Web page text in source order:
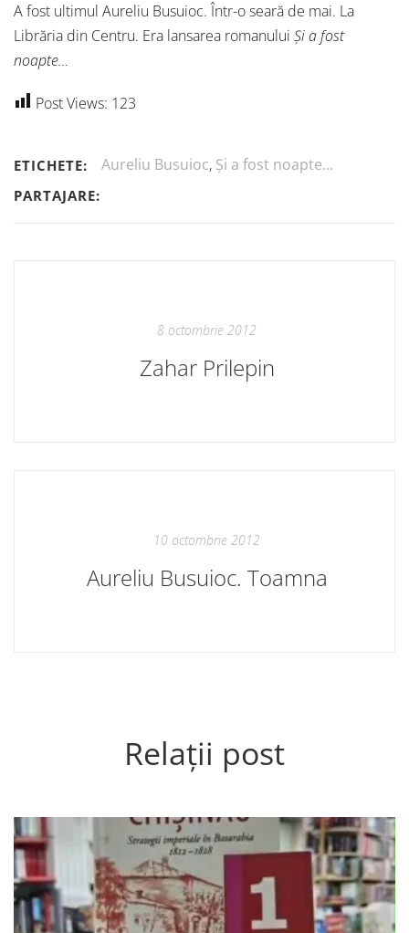
A fost ultimul Aureliu Busuioc. Într-o seară de mai. La
Librăria din Centru. Era lansarea romanului Și a fost
noapte…
Post Views: 123
ETICHETE: Aureliu Busuioc, Și a fost noapte...
PARTAJARE:
8 octombrie 2012
Zahar Prilepin
10 octombrie 2012
Aureliu Busuioc. Toamna
Relații post